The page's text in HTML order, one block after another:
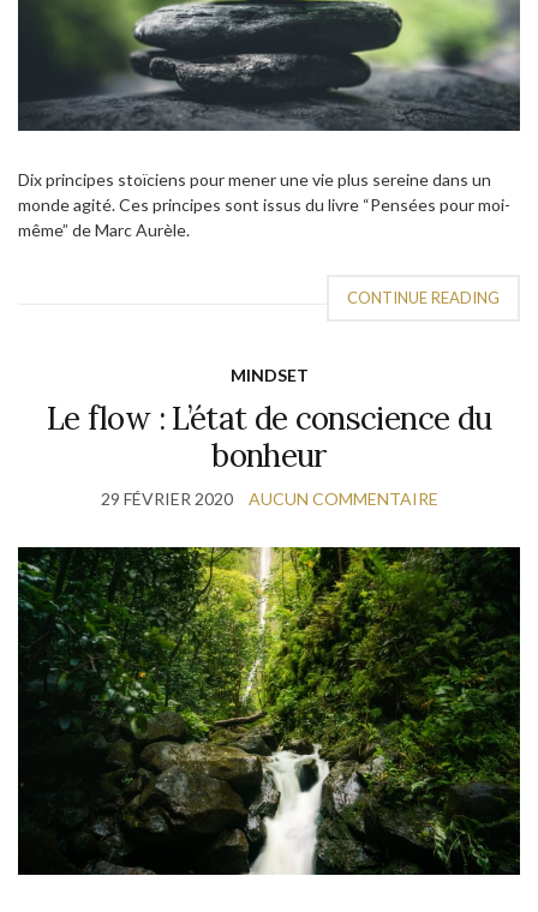
Dix principes stoïciens pour mener une vie plus sereine dans un
monde agité. Ces principes sont issus du livre “Pensées pour moi-
même” de Marc Aurèle.
CONTINUE READING
MINDSET
Le flow : L’état de conscience du
bonheur
29 FÉVRIER 2020 AUCUN COMMENTAIRE